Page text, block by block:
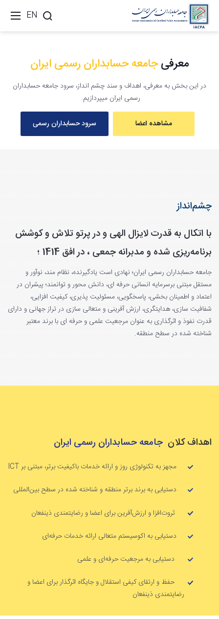
EN
معرفیجامعه حسابداران رسمی ایران
در این بخش به معرفی، اهداف و سند چشم انداز، سرود جامعه حسابداران
رسمی ایران میپردازیم.
مشاهده اعضا سرود حسابداران رسمی
چشم‌انداز
با اتکال به قدرت لایزال الهی و در پرتو تلاش و کوشش
برنامه‌ریزی شده و مدبرانه جمعی ، در افق 1414 ؛
جامعه حسابداران رسمی ایران؛ نهادی است یادگیرنده، نظام مند، نوآور و
مستقل مبتنی برسرمایه انسانی حرفه ای، دانش محور و توانمند؛ پیشران در
اعتماد و اطمینان بخشی، پاسخگویی، مسئولیت پذیری، کیفیت افزایی،
شفافیت سازی، هدایتگری، ارزش آفرینی و متعالی سازی در تراز جهانی و دارای
قدرت نفوذ و اثرگذاری به عنوان مرجعیت علمی و حرفه ای با برند معتبر
شناخته شده در سطح منطقه.
اهداف کلان جامعه حسابداران رسمی ایران
مجهز به تکنولوژی روز و ارائه خدمات باکیفیت برتر، مبتنی بر ICT
دستیابی به برند برتر منطقه و شناخته شده در سطح بین‌المللی
ثروت‌افزا و ارزش‌آفرین برای اعضا و رضایتمندی ذینفعان
دستیابی به اکوسیستم متعالی ارائه خدمات حرفه‌ای
دستیابی به مرجعیت حرفه‌ای و علمی
حفظ و ارتقای کیفی استقلال و جایگاه اثرگذار برای اعضا و
رضایتمندی ذینفعان